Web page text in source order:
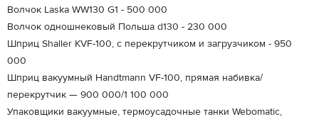
Волчок Laska WW130 G1 - 500 000
Волчок одношнековый Польша d130 - 230 000
Шприц Shaller KVF-100, с перекрутчиком и загрузчиком - 950
000
Шприц вакуумный Handtmann VF-100, прямая набивка/
перекрутчик — 900 000/1 100 000
Упаковщики вакуумные, термоусадочные танки Webomatic,